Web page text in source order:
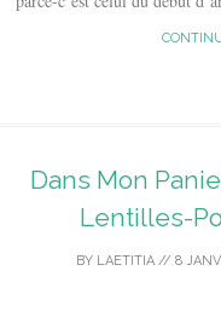
Dans Mon
Lentilles-
BY LAETITIA// 8